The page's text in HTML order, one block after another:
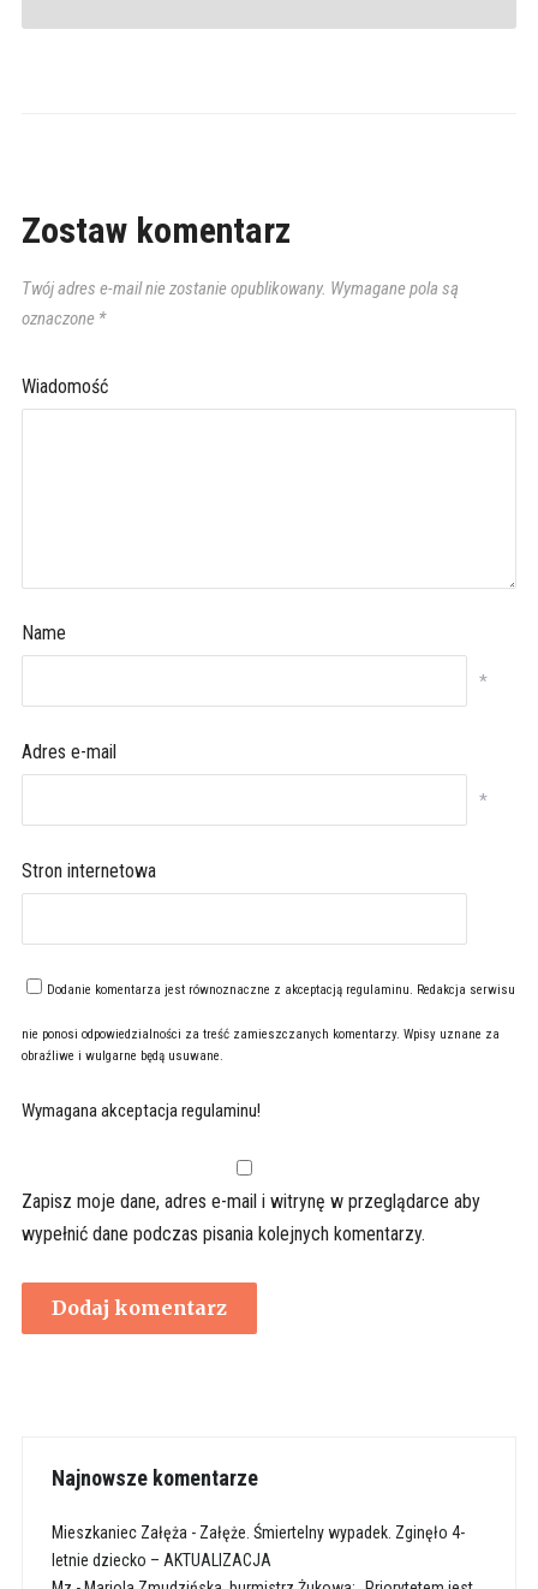
Zostaw komentarz
Twój adres e-mail nie zostanie opublikowany. Wymagane pola są
oznaczone *
Wiadomość
Name
*
Adres e-mail
*
Stron internetowa
Dodanie komentarza jest równoznaczne z akceptacją regulaminu. Redakcja serwisu
nie ponosi odpowiedzialności za treść zamieszczanych komentarzy. Wpisy uznane za
obraźliwe i wulgarne będą usuwane.
Wymagana akceptacja regulaminu!
Zapisz moje dane, adres e-mail i witrynę w przeglądarce aby
wypełnić dane podczas pisania kolejnych komentarzy.
Najnowsze komentarze
Mieszkaniec Załęża - Załęże. Śmiertelny wypadek. Zginęło 4-
letnie dziecko – AKTUALIZACJA